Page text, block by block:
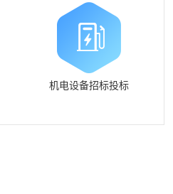
机电设备招标投标